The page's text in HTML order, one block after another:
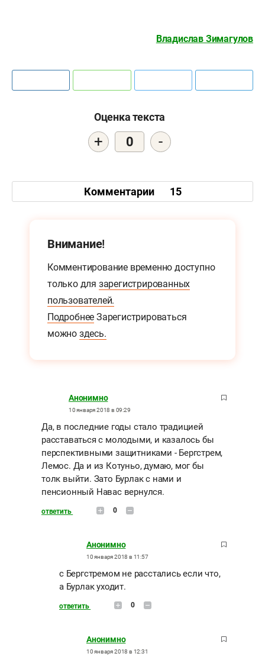
Владислав Зимагулов
Оценка текста
+ 0 -
Комментарии 15
Внимание!
Комментирование временно доступно
только для зарегистрированных
пользователей.
Подробнее Зарегистрироваться
можно здесь.
Анонимно
10 января 2018 в 09:29
Да, в последние годы стало традицией
расставаться с молодыми, и казалось бы
перспективными защитниками - Бергстрем,
Лемос. Да и из Котуньо, думаю, мог бы
толк выйти. Зато Бурлак с нами и
пенсионный Навас вернулся.
ответить 0
Анонимно
10 января 2018 в 11:57
с Бергстремом не расстались если что,
а Бурлак уходит.
ответить 0
Анонимно
10 января 2018 в 12:31